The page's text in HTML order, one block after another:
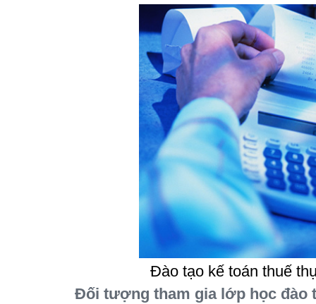
Đào tạo kế toán thuế
Đối tượng tham gia lớp học đào